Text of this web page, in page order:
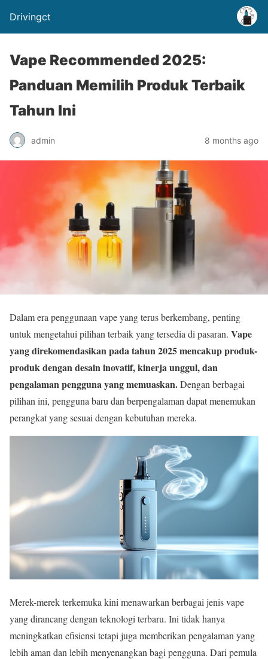
Drivingct
Vape Recommended 2025:
Panduan Memilih Produk Terbaik
Tahun Ini
admin 8 months ago
Dalam era penggunaan vape yang terus berkembang, penting
untuk mengetahui pilihan terbaik yang tersedia di pasaran. Vape
yang direkomendasikan pada tahun 2025 mencakup produk-
produk dengan desain inovatif, kinerja unggul, dan
pengalaman pengguna yang memuaskan.Dengan berbagai
pilihan ini, pengguna baru dan berpengalaman dapat menemukan
perangkat yang sesuai dengan kebutuhan mereka.
Merek-merek terkemuka kini menawarkan berbagai jenis vape
yang dirancang dengan teknologi terbaru. Ini tidak hanya
meningkatkan efisiensi tetapi juga memberikan pengalaman yang
lebih aman dan lebih menyenangkan bagi pengguna. Dari pemula